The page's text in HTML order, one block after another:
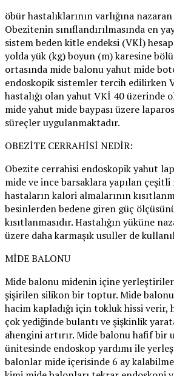
öbür hastalıklarının varlığına
Obezitenin sınıflandırılmasında en
sistem beden kitle endeksi (VKİ)
yolda yük (kg) boyun (m) karesine
ortasında mide balonu yahut mide
endoskopik sistemler tercih edilirken
hastalığı olan yahut VKİ 40 üzerinde
mide yahut mide baypası üzere
süreçler uygulanmaktadır.
OBEZİTE CERRAHİSİ NEDİR:
Obezite cerrahisi endoskopik yahut
mide ve ince barsaklara yapılan
hastaların kalori almalarının
besinlerden bedene giren güç
kısıtlanmasıdır. Hastalığın yüküne
üzere daha karmaşık usuller de
MİDE BALONU
Mide balonu midenin içine
şişirilen silikon bir toptur. Mide
hacim kapladığı için tokluk hissi verir,
çok yediğinde bulantı ve şişkinlik
ahengini artırır. Mide balonu hafif bir
ünitesinde endoskop yardımı ile
balonlar mide içerisinde 6 ay